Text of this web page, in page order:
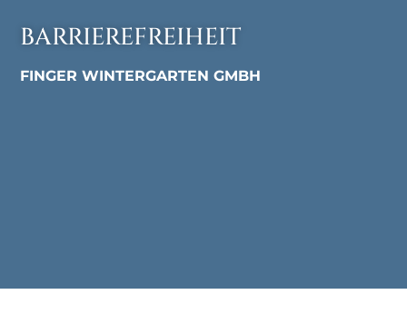
BARRIEREFREIHEIT
FINGER WINTERGARTEN GMBH